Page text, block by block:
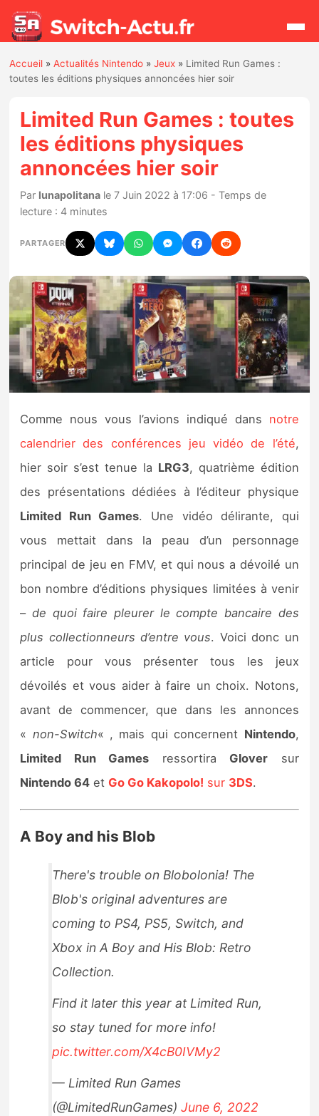
Rechercher
Actualités
Jeux
Hardware
Mises à jour
Chiffres de ventes
Rumeurs
Nintendo Direct
Tests et previews
Tests de jeux
Tests d’accessoires
Autres tests
Previews
Précommandes
Précommandes jeux Switch 2
Sorties de jeux
Bons plans
Guides
Accueil »Actualités Nintendo »Jeux » Limited Run Games :
toutes les éditions physiques annoncées hier soir
Limited Run Games : toutes
les éditions physiques
annoncées hier soir
Par lunapolitana le 7 Juin 2022 à 17:06 - Temps de
lecture : 4 minutes
PARTAGER
Comme nous vous l’avions indiqué dans notre
calendrier des conférences jeu vidéo de l’été,
hier soir s’est tenue la LRG3, quatrième édition
des présentations dédiées à l’éditeur physique
Limited Run Games. Une vidéo délirante, qui
vous mettait dans la peau d’un personnage
principal de jeu en FMV, et qui nous a dévoilé un
bon nombre d’éditions physiques limitées à venir
– de quoi faire pleurer le compte bancaire des
plus collectionneurs d’entre vous. Voici donc un
article pour vous présenter tous les jeux
dévoilés et vous aider à faire un choix. Notons,
avant de commencer, que dans les annonces
« non-Switch« , mais qui concernent Nintendo,
Limited Run Games ressortira Glover sur
Nintendo 64 et Go Go Kakopolo! sur 3DS.
A Boy and his Blob
There's trouble on Blobolonia! The
Blob's original adventures are
coming to PS4, PS5, Switch, and
Xbox in A Boy and His Blob: Retro
Collection.
Find it later this year at Limited Run,
so stay tuned for more info!
pic.twitter.com/X4cB0IVMy2
— Limited Run Games
(@LimitedRunGames)June 6, 2022